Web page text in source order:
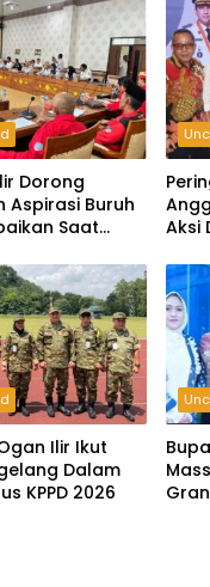
Dorong
Aspirasi Buruh
Saat
Aksi
Ilir Ikut
Dalam
KPPD 2026